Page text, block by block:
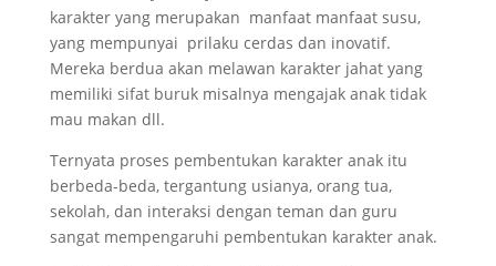
karakter yang merupakan manfaat manfaat susu,
yang mempunyai prilaku cerdas dan inovatif.
Mereka berdua akan melawan karakter jahat yang
memiliki sifat buruk misalnya mengajak anak tidak
mau makan dll.
Ternyata proses pembentukan karakter anak itu
berbeda-beda, tergantung usianya, orang tua,
sekolah, dan interaksi dengan teman dan guru
sangat mempengaruhi pembentukan karakter anak.